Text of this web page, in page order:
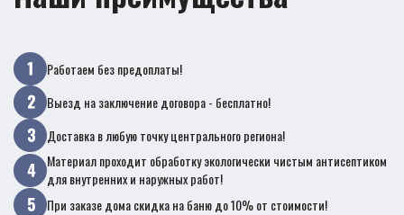
Работаем без предоплаты!
Выезд на заключение договора - бесплатно!
Доставка в любую точку центрального региона!
Материал проходит обработку экологически чистым антисептиком
для внутренних и наружных работ!
При заказе дома скидка на баню до 10% от стоимости!